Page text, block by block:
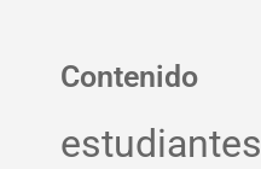
Contenido
estudiantes